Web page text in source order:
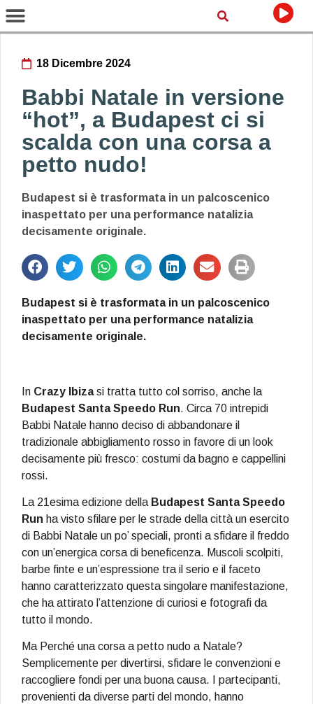
18 Dicembre 2024
Babbi Natale in versione
“hot”, a Budapest ci si
scalda con una corsa a
petto nudo!
Budapest si è trasformata in un palcoscenico
inaspettato per una performance natalizia
decisamente originale.
Budapest si è trasformata in un palcoscenico
inaspettato per una performance natalizia
decisamente originale.
In Crazy Ibizasi tratta tutto col sorriso, anche la
Budapest Santa Speedo Run. Circa 70 intrepidi
Babbi Natale hanno deciso di abbandonare il
tradizionale abbigliamento rosso in favore di un look
decisamente più fresco: costumi da bagno e cappellini
rossi.
La 21esima edizione della Budapest Santa Speedo
Run ha visto sfilare per le strade della città un esercito
di Babbi Natale un po’ speciali, pronti a sfidare il freddo
con un’energica corsa di beneficenza. Muscoli scolpiti,
barbe finte e un’espressione tra il serio e il faceto
hanno caratterizzato questa singolare manifestazione,
che ha attirato l’attenzione di curiosi e fotografi da
tutto il mondo.
Ma Perché una corsa a petto nudo a Natale?
Semplicemente per divertirsi, sfidare le convenzioni e
raccogliere fondi per una buona causa. I partecipanti,
provenienti da diverse parti del mondo, hanno